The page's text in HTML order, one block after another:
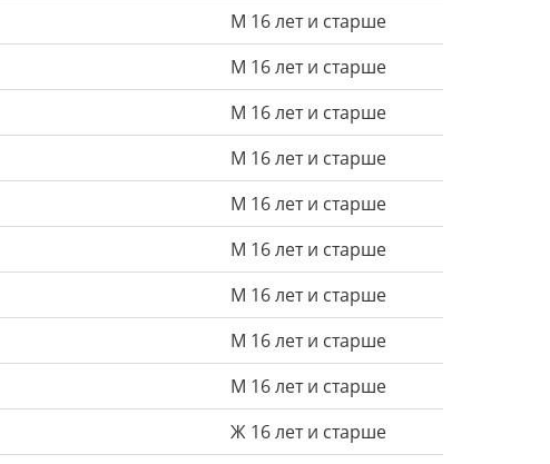
М 16 лет и старше
М 16 лет и старше
М 16 лет и старше
М 16 лет и старше
М 16 лет и старше
М 16 лет и старше
М 16 лет и старше
М 16 лет и старше
М 16 лет и старше
Ж 16 лет и старше